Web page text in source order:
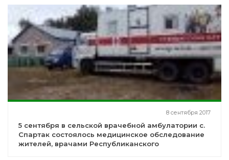
8 сентября 2017
5 сентября в сельской врачебной амбулатории с.
Спартак состоялось медицинское обследование
жителей, врачами Республиканского